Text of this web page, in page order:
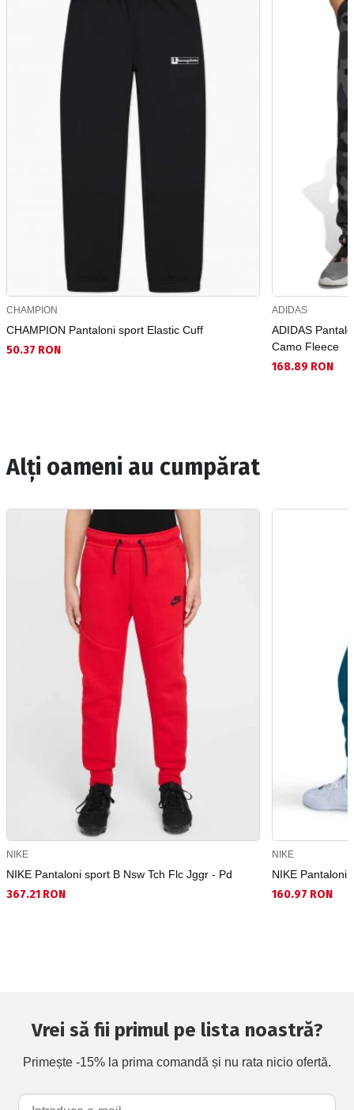
CHAMPION
CHAMPION Pantaloni sport Elastic Cuff
50.37 RON
ADIDAS
ADIDAS
Camo Fleece
168.89 RON
Alți oameni au cumpărat
NIKE
NIKE Pantaloni sport B Nsw Tch Flc Jggr - Pd
367.21 RON
NIKE
NIKE Pantaloni
160.97 RON
Vrei să fii primul pe lista noastră?
Primește -15% la prima comandă și nu rata nicio ofertă.